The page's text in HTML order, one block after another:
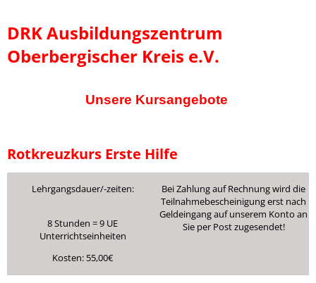
DRK Ausbildungszentrum
Oberbergischer Kreis e.V.
Unsere Kursangebote
Rotkreuzkurs Erste Hilfe
Lehrgangsdauer/-zeiten:
8 Stunden = 9 UE
Unterrichtseinheiten
Kosten: 55,00€
Bei Zahlung auf Rechnung wird die
Teilnahmebescheinigung erst nach
Geldeingang auf unserem Konto an
Sie per Post zugesendet!